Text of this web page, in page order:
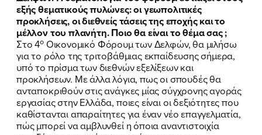
εξής θεματικούς πυλώνες: οι γεωπολιτικές
προκλήσεις, οι διεθνείς τάσεις της εποχής και το
μέλλον του πλανήτη. Ποιο θα είναι το θέμα σας ;
Στο 4οΟικονομικό Φόρουμ των Δελφών, θα μιλήσω
για το ρόλο της τριτοβάθμιας εκπαίδευσης σήμερα,
υπό το πρίσμα των διεθνών εξελίξεων και
προκλήσεων. Με άλλα λόγια, πως οι σπουδές θα
ανταποκριθούν στις ανάγκες μίας σύγχρονης αγοράς
εργασίας στην Ελλάδα, ποιες είναι οι δεξιότητες που
καθίστανται απαραίτητες για έναν νέο επαγγελματία,
πώς μπορεί να αμβλυνθεί η όποια αναντιστοιχία